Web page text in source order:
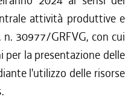
attività produttive e
30977/GRFVG, con cui
la presentazione delle
l'utilizzo delle risorse